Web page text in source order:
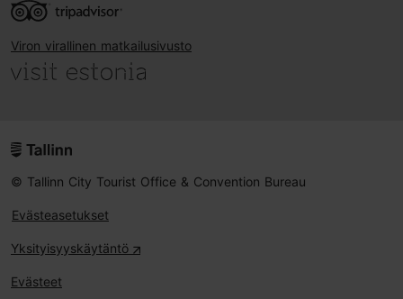
Viron virallinen matkailusivusto
© Tallinn City Tourist Office & Convention Bureau
Evästeasetukset
Yksityisyyskäytäntö
Evästeet